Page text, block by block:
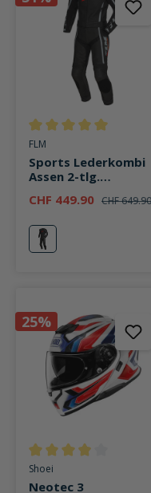
Durchschnittliche
FLM
Sports Lederkombi
Assen 2-tlg.
CHF 449.90 CHF 649.90
rot
25%
Durchschnittliche
Shoei
Neotec 3